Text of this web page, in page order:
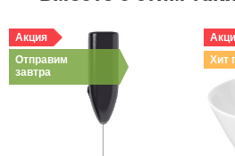
Акция
Отправим
завтра
Хит